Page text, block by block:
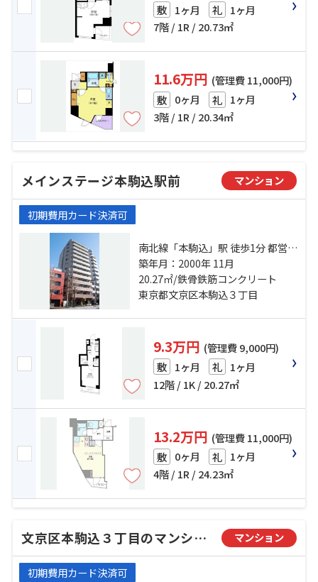
敷 1ヶ月 礼 1ヶ月
7階 / 1R / 20.73㎡
11.6万円 (管理費 11,000円)
敷 0ヶ月 礼 1ヶ月
3階 / 1R / 20.34㎡
メインステージ本駒込駅前 マンション
初期費用カード決済可
南北線「本駒込」駅 徒歩1分 都営三
田線「白山」駅 徒歩5分 南北線「東
大前」駅 徒歩12分
築年月：2000年 11月
20.27㎡/鉄骨鉄筋コンクリート
東京都文京区本駒込３丁目
9.3万円 (管理費 9,000円)
敷 1ヶ月 礼 1ヶ月
12階 / 1K / 20.27㎡
13.2万円 (管理費 11,000円)
敷 0ヶ月 礼 1ヶ月
4階 / 1R / 24.23㎡
文京区本駒込３丁目のマンション マンション
初期費用カード決済可